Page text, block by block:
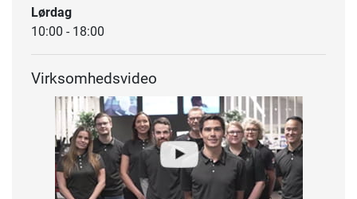
Lørdag
10:00 - 18:00
Virksomhedsvideo